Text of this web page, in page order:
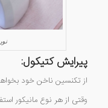
نور LED مناسب تر از UV
پیرایش کتیکول:
از تکنسین ناخن خود
وقتی از هر نوع مانیکور